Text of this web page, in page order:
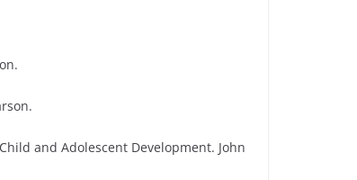
and Adolescent Development. John